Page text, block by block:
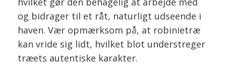
og bidrager til et råt, naturligt udseende i
haven. Vær opmærksom på, at robinietræ
kan vride sig lidt, hvilket blot understreger
træets autentiske karakter.